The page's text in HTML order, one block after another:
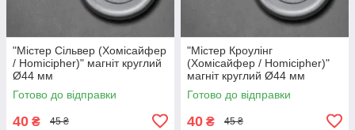
"Містер Сільвер (Хомісайфер
/ Homicipher)" магніт круглий
Ø44 мм
Готово до відправки
40 ₴ 45 ₴
"Містер Кроулінг
(Хомісайфер / Homicipher)"
магніт круглий Ø44 мм
Готово до відправки
40 ₴ 45 ₴